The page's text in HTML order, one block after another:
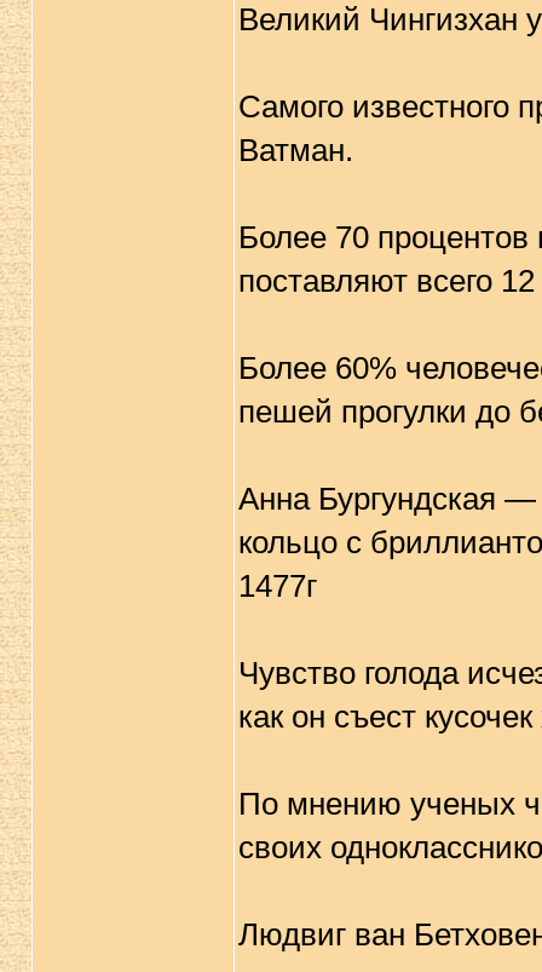
Великий Чингизхан
Самого известного
Ватман.
Более 70
поставляют всего
Более 60%
пешей прогулки до
Анна Бургундская
кольцо с
1477г
Чувство голода
как он съест
По мнению ученых
своих
Людвиг ван